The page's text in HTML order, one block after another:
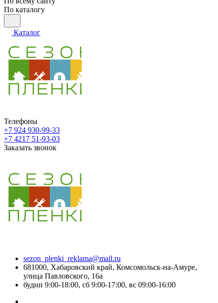
По каталогу
Каталог
Телефоны
+7 924 930-99-33
+7 4217 51-93-03
Заказать звонок
sezon_plenki_reklama@mail.ru
681000, Хабаровский край, Комсомольск-на-Амуре,
улица Павловского, 16а
будни 9:00-18:00, сб 9:00-17:00, вс 09:00-16:00